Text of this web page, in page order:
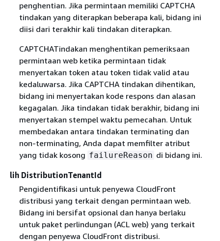
penghentian. Jika permintaan memiliki CAPTCHA
tindakan yang diterapkan beberapa kali, bidang ini
diisi dari terakhir kali tindakan diterapkan.
CAPTCHATindakan menghentikan pemeriksaan
permintaan web ketika permintaan tidak
menyertakan token atau token tidak valid atau
kedaluwarsa. Jika CAPTCHA tindakan dihentikan,
bidang ini menyertakan kode respons dan alasan
kegagalan. Jika tindakan tidak berakhir, bidang ini
menyertakan stempel waktu pemecahan. Untuk
membedakan antara tindakan terminating dan
non-terminating, Anda dapat memfilter atribut
yang tidak kosong failureReason di bidang ini.
lih DistributionTenantId
Pengidentifikasi untuk penyewa CloudFront
distribusi yang terkait dengan permintaan web.
Bidang ini bersifat opsional dan hanya berlaku
untuk paket perlindungan (ACL web) yang terkait
dengan penyewa CloudFront distribusi.